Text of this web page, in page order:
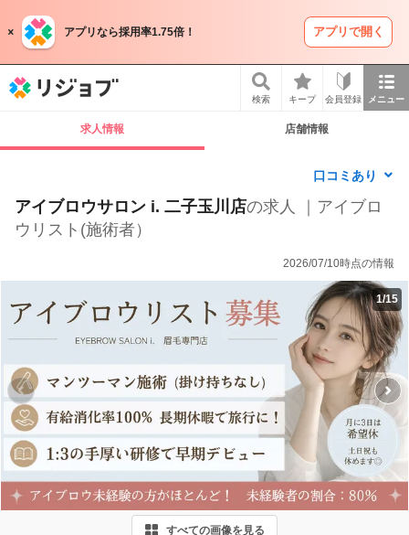
アプリなら採用率1.75倍！ アプリで開く
検索 キープ 会員登録 メニュー
求人情報 店舗情報
口コミあり
アイブロウサロン i. 二子玉川店の求人 ｜アイブロ
ウリスト(施術者）
2026/07/10時点の情報
1/15
すべての画像を見る